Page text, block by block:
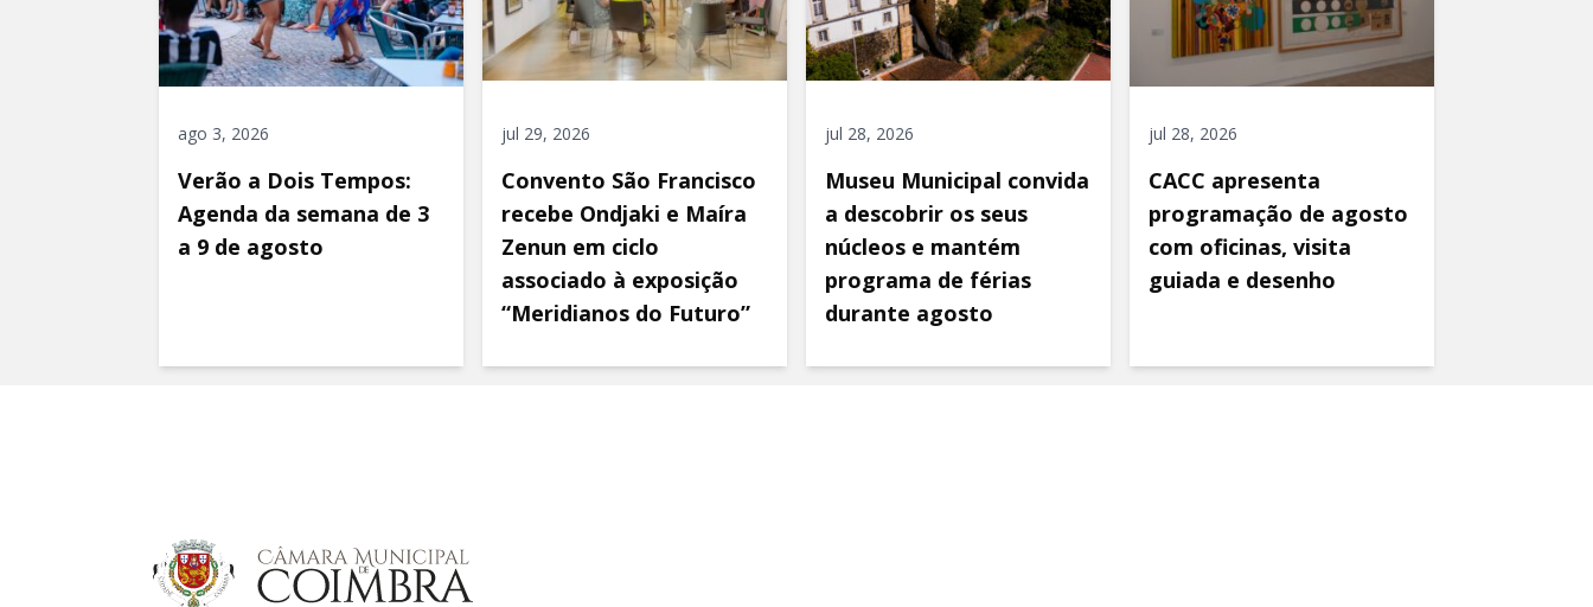
ago 3, 2026
Verão a Dois Tempos:
Agenda da semana de 3
a 9 de agosto
jul 29, 2026
Convento São Francisco
recebe Ondjaki e Maíra
Zenun em ciclo
associado à exposição
“Meridianos do Futuro”
jul 28, 2026
Museu Municipal convida
a descobrir os seus
núcleos e mantém
programa de férias
durante agosto
jul 28, 2026
CACC apresenta
programação de agosto
com oficinas, visita
guiada e desenho